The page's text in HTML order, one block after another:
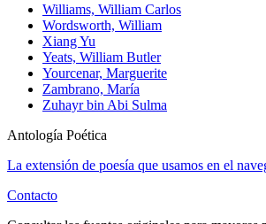
Williams, William Carlos
Wordsworth, William
Xiang Yu
Yeats, William Butler
Yourcenar, Marguerite
Zambrano, María
Zuhayr bin Abi Sulma
Antología Poética
La extensión de poesía que usamos en el
Contacto